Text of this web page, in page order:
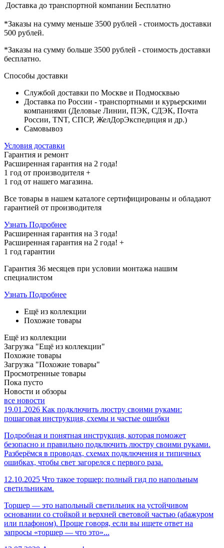
Доставка до транспортной компании Бесплатно
*Заказы на сумму меньше 3500 рублей - стоимость доставки
500 рублей.
*Заказы на сумму больше 3500 рублей - стоимость доставки
бесплатно.
Способы доставки
Службой доставки по Москве и Подмосквью
Доставка по России - транспортными и курьерскими
компаниями (Деловые Линии, ПЭК, СДЭК, Почта
России, TNT, СПСР, ЖелДорЭкспедиция и др.)
Самовывоз
Условия доставки
Гарантия и ремонт
Расширенная гарантия на 2 года!
1 год от производителя +
1 год от нашего магазина.
Все товары в нашем каталоге сертифицированы и обладают
гарантией от производителя
Узнать Подробнее
Расширенная гарантия на 3 года!
Расширенная гарантия на 2 года! +
1 год гарантии
Гарантия 36 месяцев при условии монтажа нашим
специалистом
Узнать Подробнее
Ещё из коллекции
Похожие товары
Ещё из коллекции
Загрузка "Ещё из коллекции"
Похожие товары
Загрузка "Похожие товары"
Просмотренные товары
Пока пусто
Новости и обзоры
все новости
19.01.2026 Как подключить люстру своими руками:
пошаговая инструкция, схемы и частые ошибки
Подробная и понятная инструкция, которая поможет
безопасно и правильно подключить люстру своими руками.
Разберёмся в проводах, схемах подключения и типичных
ошибках, чтобы свет загорелся с первого раза.
12.10.2025 Что такое торшер: полный гид по напольным
светильникам.
Торшер — это напольный светильник на устойчивом
основании со стойкой и верхней световой частью (абажуром
или плафоном). Проще говоря, если вы ищете ответ на
запросы «торшер — что это»...